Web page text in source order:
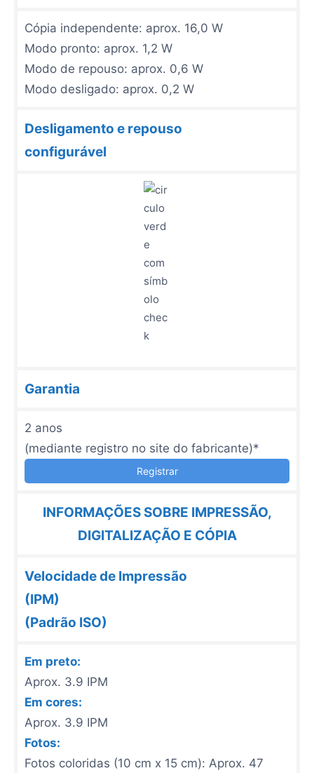
Cópia independente: aprox. 16,0 W
Modo pronto: aprox. 1,2 W
Modo de repouso: aprox. 0,6 W
Modo desligado: aprox. 0,2 W
Desligamento e repouso
configurável
Garantia
2 ano s
(mediante registro no site do fabricante)*
Registrar
INFORMAÇÕES SOBRE IMPRESSÃO,
DIGITALIZAÇÃO E CÓPIA
Velocidade de Impressão
(IPM)
(Padrão ISO)
Em preto:
Aprox. 3.9 IPM
Em cores:
Aprox. 3.9 IPM
Fotos:
Fotos coloridas (10 cm x 15 cm): Aprox. 47